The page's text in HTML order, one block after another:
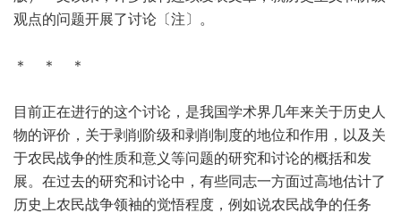
观点的问题开展了讨论〔注〕。
＊ ＊ ＊
目前正在进行的这个讨论，是我国学术界几年来关于历史人
物的评价，关于剥削阶级和剥削制度的地位和作用，以及关
于农民战争的性质和意义等问题的研究和讨论的概括和发
展。在过去的研究和讨论中，有些同志一方面过高地估计了
历史上农民战争领袖的觉悟程度，例如说农民战争的任务